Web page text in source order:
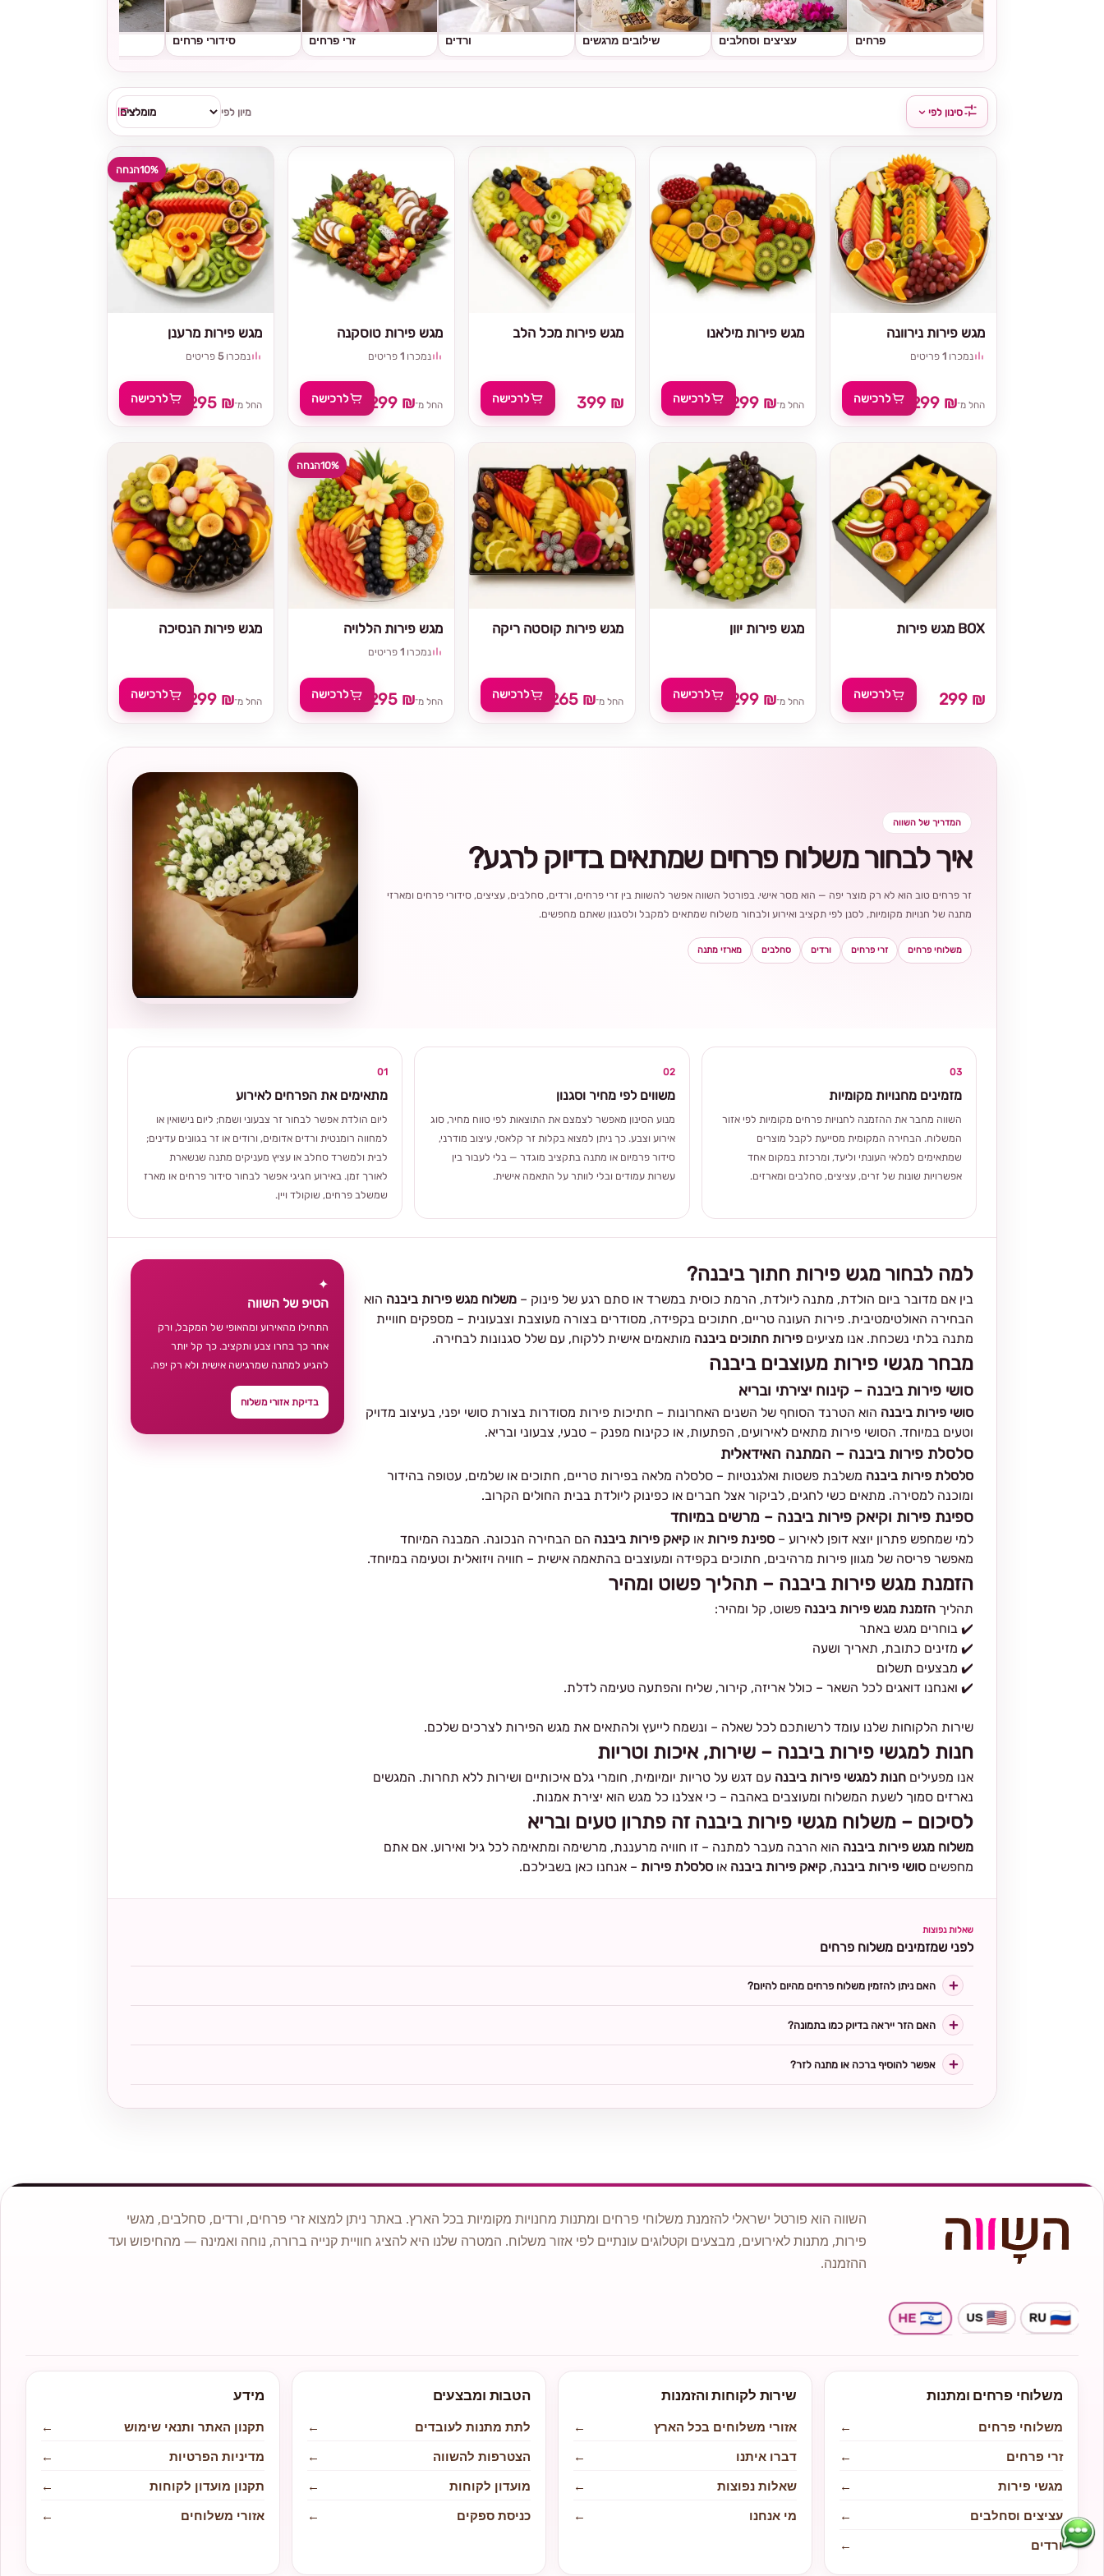
פרחים עציצים וסחלבים שילובים מרגשים ורדים זרי פרחים סידורי פרחים
מיון לפי סינון לפי
10%הנחה
מגש פירות מרענן
נמכרו5 פריטים
החל מ־295 ₪
329 ₪לרכישה
מגש פירות טוסקנה
נמכרו 1 פריטים
החל מ־299 ₪ לרכישה
מגש פירות מכל הלב
399 ₪ לרכישה
מגש פירות מילאנו
החל מ־299 ₪ לרכישה
מגש פירות נירוונה
נמכרו 1 פריטים
החל מ־299 ₪ לרכישה
מגש פירות הנסיכה
החל מ־299 ₪ לרכישה
10%הנחה
מגש פירות הללויה
נמכרו 1 פריטים
החל מ־295 ₪
329 ₪לרכישה
מגש פירות קוסטה ריקה
החל מ־265 ₪ לרכישה
מגש פירות יוון
החל מ־299 ₪ לרכישה
מגש פירות BOX
299 ₪ לרכישה
המדריך של השווה
איך לבחור משלוח פרחים שמתאים בדיוק לרגע?
זר פרחים טוב הוא לא רק מוצר יפה — הוא מסר אישי. בפורטל השווה אפשר להשוות בין זרי פרחים, ורדים, סחלבים, עציצים, סידורי פרחים ומארזי
מתנה של חנויות מקומיות, לסנן לפי תקציב ואירוע ולבחור משלוח שמתאים למקבל ולסגנון שאתם מחפשים.
משלוחי פרחים זרי פרחים ורדים סחלבים מארזי מתנה
01
מתאימים את הפרחים לאירוע
ליום הולדת אפשר לבחור זר צבעוני ושמח; ליום נישואין או
למחווה רומנטית ורדים אדומים, ורודים או זר בגוונים עדינים;
לבית ולמשרד סחלב או עציץ מעניקים מתנה שנשארת
לאורך זמן. באירוע חגיגי אפשר לבחור סידור פרחים או מארז
שמשלב פרחים, שוקולד ויין.
02
משווים לפי מחיר וסגנון
מנוע הסינון מאפשר לצמצם את התוצאות לפי טווח מחיר, סוג
אירוע וצבע. כך ניתן למצוא בקלות זר קלאסי, עיצוב מודרני,
סידור פרמיום או מתנה בתקציב מוגדר — בלי לעבור בין
עשרות עמודים ובלי לוותר על התאמה אישית.
03
מזמינים מחנויות מקומיות
השווה מחבר את ההזמנה לחנויות פרחים מקומיות לפי אזור
המשלוח. הבחירה המקומית מסייעת לקבל מוצרים
שמתאימים למלאי העונתי וליעד, ומרכזת במקום אחד
אפשרויות שונות של זרים, עציצים, סחלבים ומארזים.
למה לבחור מגש פירות חתוך ביבנה?
בין אם מדובר ביום הולדת, מתנה ליולדת, הרמת כוסית במשרד או סתם רגע של פינוק – משלוח מגש פירות ביבנה הוא
הבחירה האולטימטיבית. פירות העונה טריים, חתוכים בקפידה, מסודרים בצורה מעוצבת וצבעונית – מספקים חוויית
מתנה בלתי נשכחת. אנו מציעים פירות חתוכים ביבנה מותאמים אישית ללקוח, עם שלל סגנונות לבחירה.
מבחר מגשי פירות מעוצבים ביבנה
סושי פירות ביבנה – קינוח יצירתי ובריא
סושי פירות ביבנה הוא הטרנד הסוחף של השנים האחרונות – חתיכות פירות מסודרות בצורת סושי יפני, בעיצוב מדויק
וטעים במיוחד. הסושי פירות מתאים לאירועים, הפתעות, או כקינוח מפנק – טבעי, צבעוני ובריא.
סלסלת פירות ביבנה – המתנה האידאלית
סלסלת פירות ביבנה משלבת פשטות ואלגנטיות – סלסלה מלאה בפירות טריים, חתוכים או שלמים, עטופה בהידור
ומוכנה למסירה. מתאים כשי לחגים, לביקור אצל חברים או כפינוק ליולדת בבית החולים הקרוב.
ספינת פירות וקיאק פירות ביבנה – מרשים במיוחד
למי שמחפש פתרון יוצא דופן לאירוע – ספינת פירות או קיאק פירות ביבנה הם הבחירה הנכונה. המבנה המיוחד
מאפשר פריסה של מגוון פירות מרהיבים, חתוכים בקפידה ומעוצבים בהתאמה אישית – חוויה ויזואלית וטעימה במיוחד.
הזמנת מגש פירות ביבנה – תהליך פשוט ומהיר
תהליך הזמנת מגש פירות ביבנה פשוט, קל ומהיר:
✔️ בוחרים מגש באתר
✔️ מזינים כתובת, תאריך ושעה
✔️ מבצעים תשלום
✔️ ואנחנו דואגים לכל השאר – כולל אריזה, קירור, שליח והפתעה טעימה לדלת.
שירות הלקוחות שלנו עומד לרשותכם לכל שאלה – ונשמח לייעץ ולהתאים את מגש הפירות לצרכים שלכם.
חנות למגשי פירות ביבנה – שירות, איכות וטריות
אנו מפעילים חנות למגשי פירות ביבנה עם דגש על טריות יומיומית, חומרי גלם איכותיים ושירות ללא תחרות. המגשים
נארזים סמוך לשעת המשלוח ומעוצבים באהבה – כי אצלנו כל מגש הוא יצירת אמנות.
לסיכום – משלוח מגשי פירות ביבנה זה פתרון טעים ובריא
משלוח מגש פירות ביבנה הוא הרבה מעבר למתנה – זו חוויה מרעננת, מרשימה ומתאימה לכל גיל ואירוע. אם אתם
מחפשים סושי פירות ביבנה, קיאק פירות ביבנה או סלסלת פירות – אנחנו כאן בשבילכם.
✦
הטיפ של השווה
התחילו מהאירוע ומהאופי של המקבל, ורק
אחר כך בחרו צבע ותקציב. כך קל יותר
להגיע למתנה שמרגישה אישית ולא רק יפה.
בדיקת אזורי משלוח
שאלות נפוצות
לפני שמזמינים משלוח פרחים
האם ניתן להזמין משלוח פרחים מהיום להיום?
האם הזר ייראה בדיוק כמו בתמונה?
אפשר להוסיף ברכה או מתנה לזר?
השווה הוא פורטל ישראלי להזמנת משלוחי פרחים ומתנות מחנויות מקומיות בכל הארץ. באתר ניתן למצוא זרי פרחים, ורדים, סחלבים, מגשי
פירות, מתנות לאירועים, מבצעים וקטלוגים עונתיים לפי אזור משלוח. המטרה שלנו היא להציג חוויית קנייה ברורה, נוחה ואמינה — מהחיפוש ועד
ההזמנה.
משלוחי פרחים ומתנות
משלוחי פרחים
←
זרי פרחים
←
מגשי פירות
←
עציצים וסחלבים
←
ורדים
←
שירות לקוחות והזמנות
אזורי משלוחים בכל הארץ
←
דברו איתנו
←
שאלות נפוצות
←
מי אנחנו
←
הטבות ומבצעים
לתת מתנות לעובדים
←
הצטרפות להשווה
←
מועדון לקוחות
←
כניסת ספקים
←
מידע
תקנון האתר ותנאי שימוש
←
מדיניות הפרטיות
←
תקנון מועדון לקוחות
←
אזורי משלוחים
←